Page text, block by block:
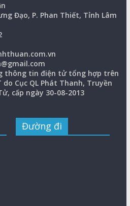
Đạo, P. Phan Thiết, Tỉnh Lâm
thông tin điện tử tổng hợp trên
Cục QL Phát Thanh, Truyền
cấp ngày 30-08-2013
Đường đi